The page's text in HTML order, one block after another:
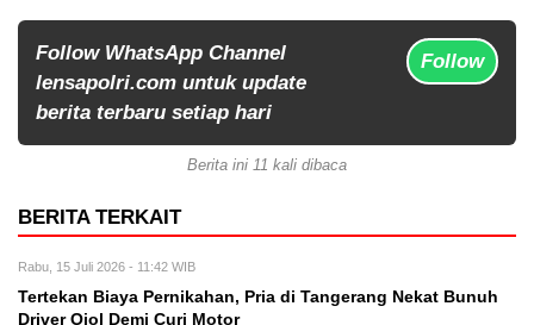
Follow WhatsApp Channel
lensapolri.com untuk update
berita terbaru setiap hari
Follow
Berita ini 11 kali dibaca
BERITA TERKAIT
Rabu, 15 Juli 2026 - 11:42 WIB
Tertekan Biaya Pernikahan, Pria di Tangerang Nekat Bunuh
Driver Ojol Demi Curi Motor